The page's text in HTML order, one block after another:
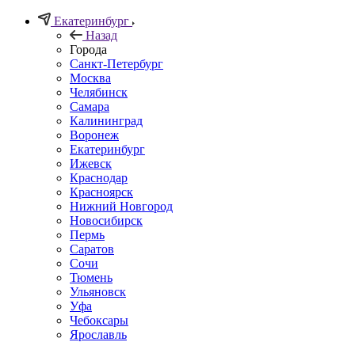
Екатеринбург
Назад
Города
Санкт-Петербург
Москва
Челябинск
Самара
Калининград
Воронеж
Екатеринбург
Ижевск
Краснодар
Красноярск
Нижний Новгород
Новосибирск
Пермь
Саратов
Сочи
Тюмень
Ульяновск
Уфа
Чебоксары
Ярославль